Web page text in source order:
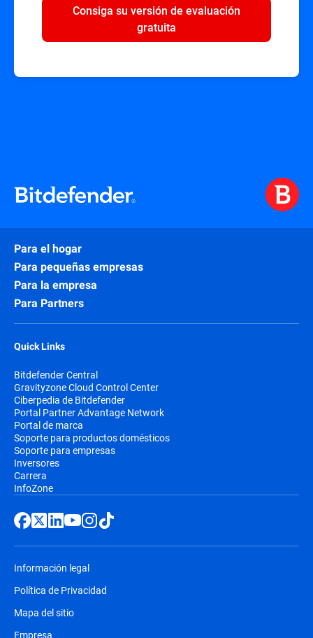
Consiga su versión de evaluación
gratuita
Para el hogar
Para pequeñas empresas
Para la empresa
Para Partners
Quick Links
Bitdefender Central
Gravityzone Cloud Control Center
Ciberpedia de Bitdefender
Portal Partner Advantage Network
Portal de marca
Soporte para productos domésticos
Soporte para empresas
Inversores
Carrera
InfoZone
Información legal
Política de Privacidad
Mapa del sitio
Empresa